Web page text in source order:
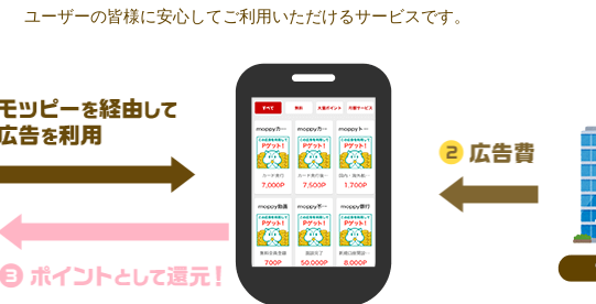
ユーザーの皆様に安心してご利用いただけるサービスです。